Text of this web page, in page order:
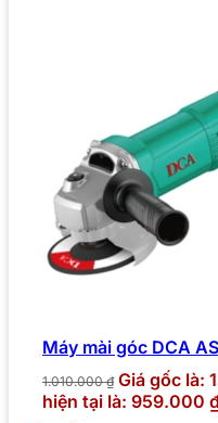
Máy mài góc DCA
1.010.000₫ Giá gốc là:
hiện tại là: 959.000